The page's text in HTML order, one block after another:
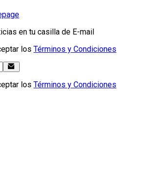
en tu casilla de E-mail
los Términos y Condiciones
los Términos y Condiciones